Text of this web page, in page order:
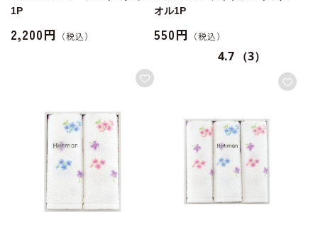
1P
2,200円
オル1P
550円
4.7 （3）